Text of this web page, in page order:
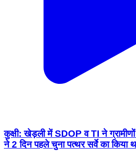
कुक्षी: खेड़ली में SDOP व TI ने ग्रामीणों
ने 2 दिन पहले चुना पत्थर सर्वे का किया